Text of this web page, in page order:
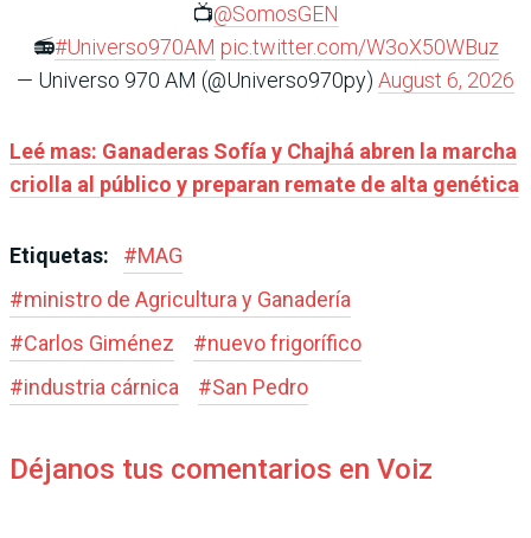
📺@SomosGEN
📻#Universo970AM pic.twitter.com/W3oX50WBuz
— Universo 970 AM (@Universo970py) August 6, 2026
Leé mas: Ganaderas Sofía y Chajhá abren la marcha
criolla al público y preparan remate de alta genética
Etiquetas: #MAG
#ministro de Agricultura y Ganadería
#Carlos Giménez #nuevo frigorífico
#industria cárnica #San Pedro
Déjanos tus comentarios en Voiz